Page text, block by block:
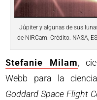
Júpiter y algunas de sus
de NIRCam. Crédito: NASA,
Stefanie Milam,
Webb para la
Goddard Space Flight